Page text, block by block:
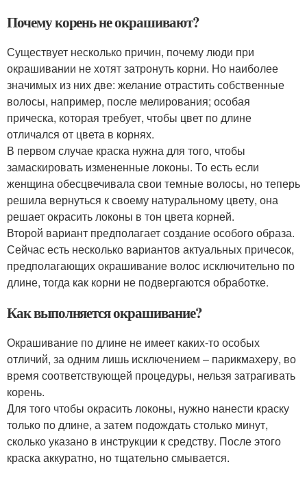
Почему корень не окрашивают?
Существует несколько причин, почему люди при
окрашивании не хотят затронуть корни. Но наиболее
значимых из них две: желание отрастить собственные
волосы, например, после мелирования; особая
прическа, которая требует, чтобы цвет по длине
отличался от цвета в корнях.
В первом случае краска нужна для того, чтобы
замаскировать измененные локоны. То есть если
женщина обесцвечивала свои темные волосы, но теперь
решила вернуться к своему натуральному цвету, она
решает окрасить локоны в тон цвета корней.
Второй вариант предполагает создание особого образа.
Сейчас есть несколько вариантов актуальных причесок,
предполагающих окрашивание волос исключительно по
длине, тогда как корни не подвергаются обработке.
Как выполняется окрашивание?
Окрашивание по длине не имеет каких-то особых
отличий, за одним лишь исключением – парикмахеру, во
время соответствующей процедуры, нельзя затрагивать
корень.
Для того чтобы окрасить локоны, нужно нанести краску
только по длине, а затем подождать столько минут,
сколько указано в инструкции к средству. После этого
краска аккуратно, но тщательно смывается.